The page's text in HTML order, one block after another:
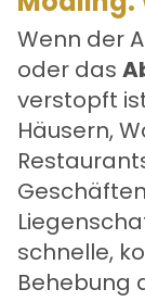
Wenn der
oder das
verstopft
Häusern,
schnelle,
Behebung